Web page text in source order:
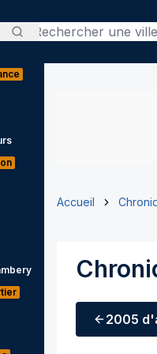
Rechercher
Accueil
2005